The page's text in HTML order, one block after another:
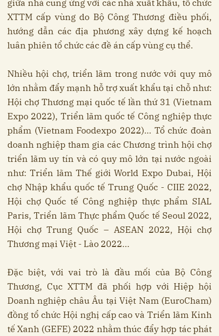
giữa nhà cung ứng với các nhà xuất khẩu, tổ chức
XTTM cấp vùng do Bộ Công Thương điều phối,
hướng dẫn các địa phương xây dựng kế hoạch
luân phiên tổ chức các đề án cấp vùng cụ thể.
Nhiều hội chợ, triển lãm trong nước với quy mô
lớn nhằm đẩy mạnh hỗ trợ xuất khẩu tại chỗ như:
Hội chợ Thương mại quốc tế lần thứ 31 (Vietnam
Expo 2022), Triển lãm quốc tế Công nghiệp thực
phẩm (Vietnam Foodexpo 2022)… Tổ chức đoàn
doanh nghiệp tham gia các Chương trình hội chợ
triển lãm uy tín và có quy mô lớn tại nước ngoài
như: Triển lãm Thế giới World Expo Dubai, Hội
chợ Nhập khẩu quốc tế Trung Quốc - CIIE 2022,
Hội chợ Quốc tế Công nghiệp thực phẩm SIAL
Paris, Triển lãm Thực phẩm Quốc tế Seoul 2022,
Hội chợ Trung Quốc – ASEAN 2022, Hội chợ
Thương mại Việt - Lào 2022...
Đặc biệt, với vai trò là đầu mối của Bộ Công
Thương, Cục XTTM đã phối hợp với Hiệp hội
Doanh nghiệp châu Âu tại Việt Nam (EuroCham)
đồng tổ chức Hội nghị cấp cao và Triển lãm Kinh
tế Xanh (GEFE) 2022 nhằm thúc đẩy hợp tác phát